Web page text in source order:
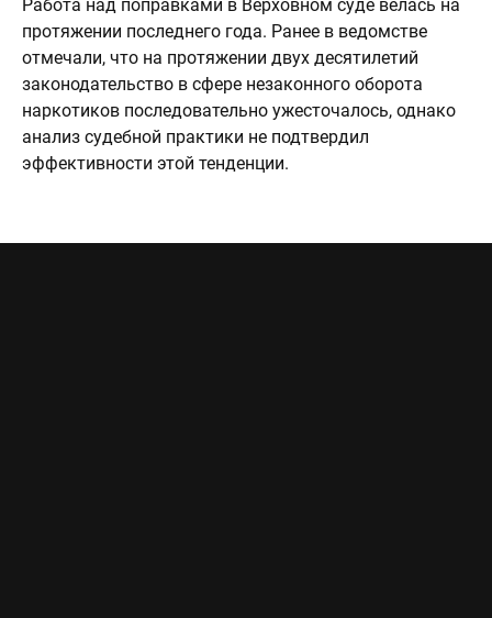
Работа над поправками в Верховном суде велась на
протяжении последнего года. Ранее в ведомстве
отмечали, что на протяжении двух десятилетий
законодательство в сфере незаконного оборота
наркотиков последовательно ужесточалось, однако
анализ судебной практики не подтвердил
эффективности этой тенденции.